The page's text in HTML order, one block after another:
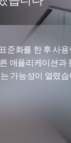
애플리케이션과
가능성이 열렸습